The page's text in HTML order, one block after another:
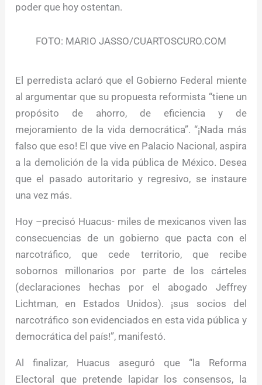
poder que hoy ostentan.
FOTO: MARIO JASSO/CUARTOSCURO.COM
El perredista aclaró que el Gobierno Federal miente
al argumentar que su propuesta reformista “tiene un
propósito de ahorro, de eficiencia y de
mejoramiento de la vida democrática”. “¡Nada más
falso que eso! El que vive en Palacio Nacional, aspira
a la demolición de la vida pública de México. Desea
que el pasado autoritario y regresivo, se instaure
una vez más.
Hoy –precisó Huacus- miles de mexicanos viven las
consecuencias de un gobierno que pacta con el
narcotráfico, que cede territorio, que recibe
sobornos millonarios por parte de los cárteles
(declaraciones hechas por el abogado Jeffrey
Lichtman, en Estados Unidos). ¡sus socios del
narcotráfico son evidenciados en esta vida pública y
democrática del país!”, manifestó.
Al finalizar, Huacus aseguró que “la Reforma
Electoral que pretende lapidar los consensos, la